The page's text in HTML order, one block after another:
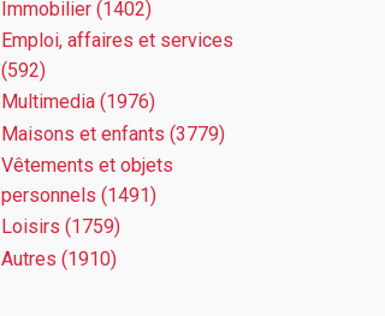
Immobilier (1402)
Emploi, affaires et services
(592)
Multimedia (1976)
Maisons et enfants (3779)
Vêtements et objets
personnels (1491)
Loisirs (1759)
Autres (1910)